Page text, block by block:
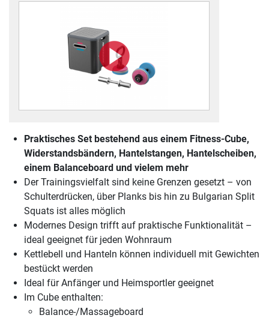
Praktisches Set bestehend aus einem Fitness-Cube,
Widerstandsbändern, Hantelstangen, Hantelscheiben,
einem Balanceboard und vielem mehr
Der Trainingsvielfalt sind keine Grenzen gesetzt – von
Schulterdrücken, über Planks bis hin zu Bulgarian Split
Squats ist alles möglich
Modernes Design trifft auf praktische Funktionalität –
ideal geeignet für jeden Wohnraum
Kettlebell und Hanteln können individuell mit Gewichten
bestückt werden
Ideal für Anfänger und Heimsportler geeignet
Im Cube enthalten:
Balance-/Massageboard